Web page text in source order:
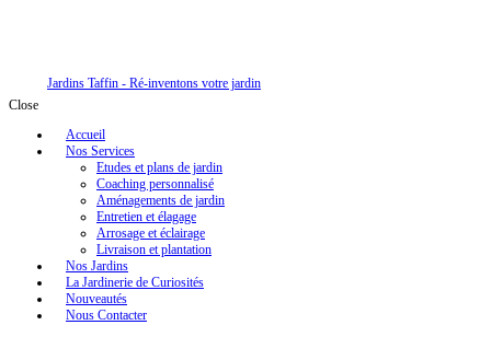
Jardins Taffin - Ré-inventons votre jardin
Close
Accueil
Nos Services
Etudes et plans de jardin
Coaching personnalisé
Aménagements de jardin
Entretien et élagage
Arrosage et éclairage
Livraison et plantation
Nos Jardins
La Jardinerie de Curiosités
Nouveautés
Nous Contacter